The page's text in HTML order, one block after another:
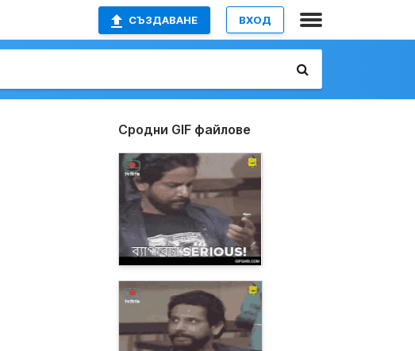
СЪЗДАВАНЕ ВХОД
Сродни GIF файлове